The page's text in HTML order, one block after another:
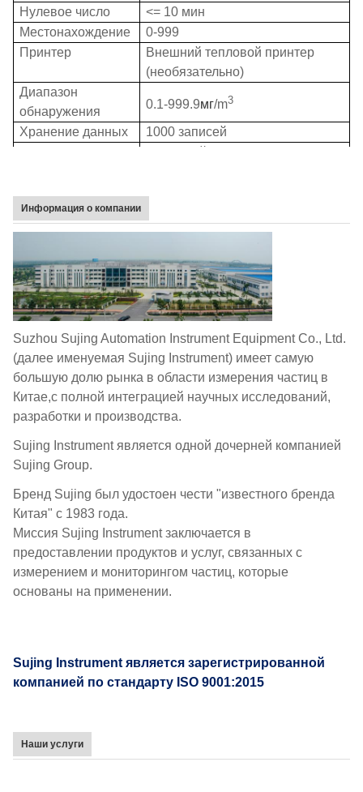
Нулевое число
<= 10 мин
Местонахождение
0-999
Принтер
Внешний тепловой принтер
(необязательно)
Диапазон
обнаружения
0.1-999.9мг/m3
Хранение данных
1000 записей
Экологические
влажности:
давление:86-106Kpa
Аксессуары
Носительный корпус; фильтр с
нулевым количеством; адаптер
компьютерный кабель;
программное обеспечение для
компьютера
Информация о компании
Suzhou Sujing Automation Instrument Equipment Co., Ltd.
(далее именуемая Sujing Instrument) имеет самую
большую долю рынка в области измерения частиц в
Китае,с полной интеграцией научных исследований,
разработки и производства.
Sujing Instrument является одной дочерней компанией
Sujing Group.
Бренд Sujing был удостоен чести "известного бренда
Китая" с 1983 года.
Миссия Sujing Instrument заключается в
предоставлении продуктов и услуг, связанных с
измерением и мониторингом частиц, которые
основаны на применении.
Sujing Instrument является зарегистрированной
компанией по стандарту ISO 9001:2015
Наши услуги